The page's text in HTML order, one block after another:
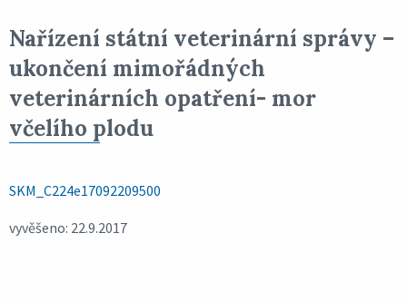
Nařízení státní veterinární správy –
ukončení mimořádných
veterinárních opatření- mor
včelího plodu
SKM_C224e17092209500
vyvěšeno: 22.9.2017